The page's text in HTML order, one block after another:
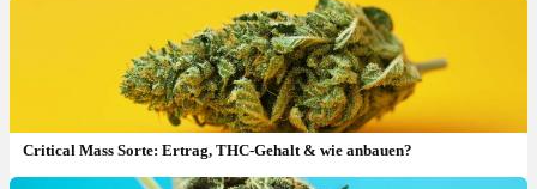
Critical Mass Sorte: Ertrag, THC-Gehalt & wie anbauen?